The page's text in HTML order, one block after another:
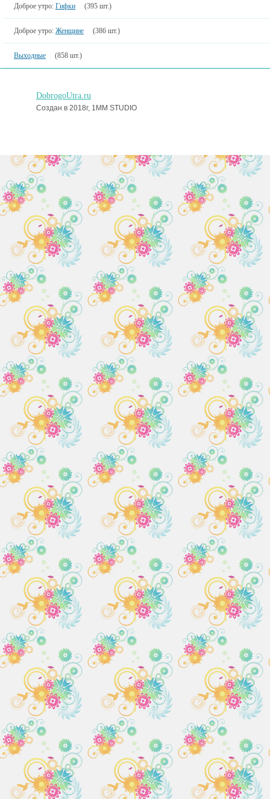
Доброе утро: Гифки (395 шт.)
Доброе утро: Женщине (386 шт.)
Выходные (858 шт.)
DobrogoUtra.ru
Создан в 2018г, 1MM STUDIO